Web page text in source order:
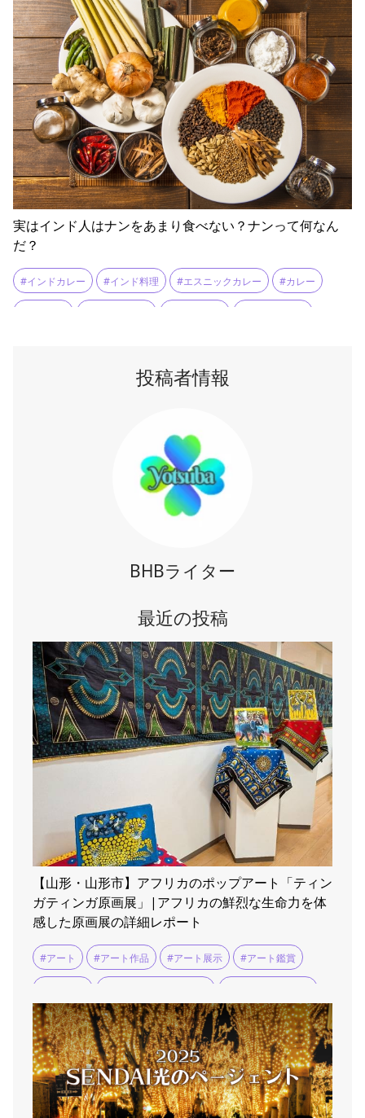
実はインド人はナンをあまり食べない？ナンって何なん
だ？
#インドカレー #インド料理 #エスニックカレー #カレー
#バトゥラ #パラタ
#平焼きパン
投稿者情報
BHBライター
最近の投稿
【山形・山形市】アフリカのポップアート「ティン
ガティンガ原画展」|アフリカの鮮烈な生命力を体
感した原画展の詳細レポート
#アート #アート作品 #アート展示 #アート鑑賞
#展示会 #展覧会